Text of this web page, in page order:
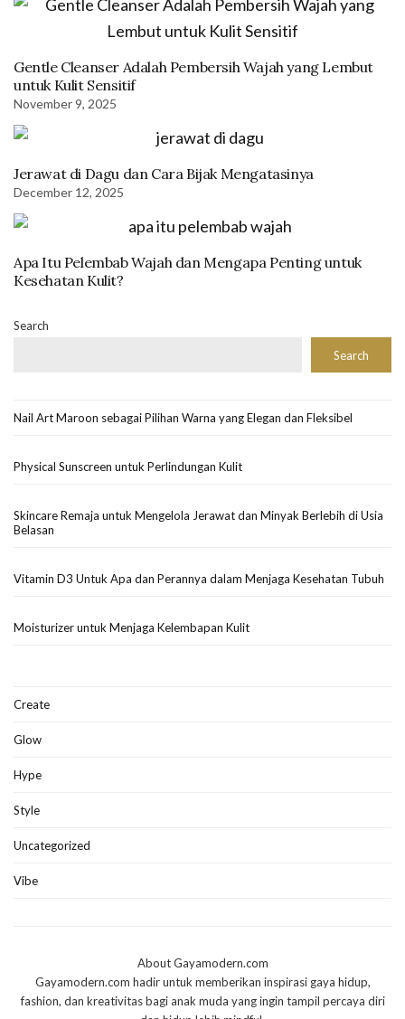
Gentle Cleanser Adalah Pembersih Wajah yang Lembut
untuk Kulit Sensitif
November 9, 2025
Jerawat di Dagu dan Cara Bijak Mengatasinya
December 12, 2025
Apa Itu Pelembab Wajah dan Mengapa Penting untuk
Kesehatan Kulit?
Search
Search
Nail Art Maroon sebagai Pilihan Warna yang Elegan dan Fleksibel
Physical Sunscreen untuk Perlindungan Kulit
Skincare Remaja untuk Mengelola Jerawat dan Minyak Berlebih di Usia
Belasan
Vitamin D3 Untuk Apa dan Perannya dalam Menjaga Kesehatan Tubuh
Moisturizer untuk Menjaga Kelembapan Kulit
Create
Glow
Hype
Style
Uncategorized
Vibe
About Gayamodern.com
Gayamodern.com hadir untuk memberikan inspirasi gaya hidup,
fashion, dan kreativitas bagi anak muda yang ingin tampil percaya diri